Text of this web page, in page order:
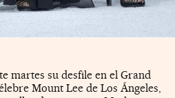
martes su desfile en el Grand
Mount Lee de Los Ángeles,